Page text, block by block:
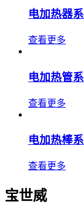
电加热器
查看更多
电加热管
查看更多
电加热棒
查看更多
宝世威